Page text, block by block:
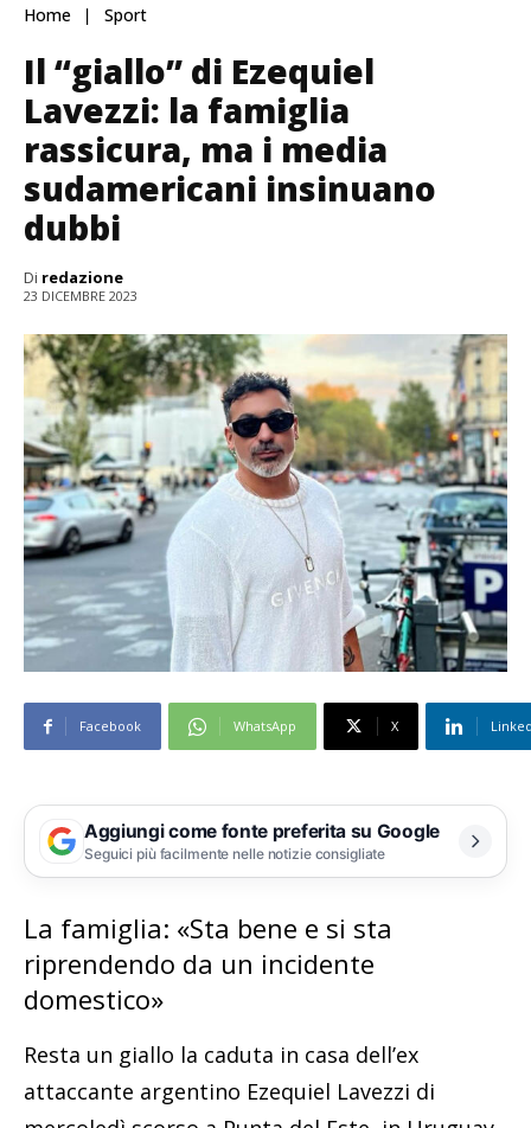
Home Sport
Il “giallo” di Ezequiel
Lavezzi: la famiglia
rassicura, ma i media
sudamericani insinuano
dubbi
Di redazione
23 DICEMBRE 2023
Facebook WhatsApp X
Aggiungi come fonte preferita su Google
Seguici più facilmente nelle notizie consigliate
La famiglia: «Sta bene e si sta
riprendendo da un incidente
domestico»
Resta un giallo la caduta in casa dell’ex
attaccante argentino Ezequiel Lavezzi di